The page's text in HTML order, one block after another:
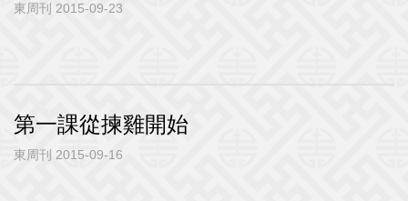
東周刊 2015-09-23
第一課從揀雞開始
東周刊 2015-09-16